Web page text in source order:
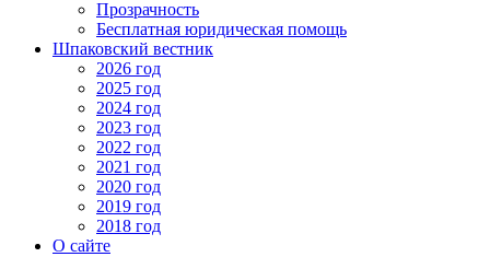
Прозрачность
Бесплатная юридическая помощь
Шпаковский вестник
2026 год
2025 год
2024 год
2023 год
2022 год
2021 год
2020 год
2019 год
2018 год
О сайте